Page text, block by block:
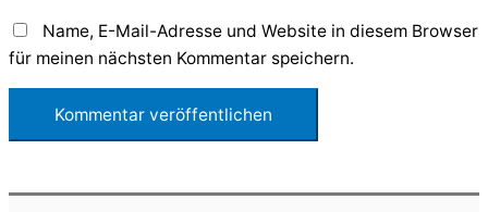
Name, E-Mail-Adresse und Website in diesem Browser
für meinen nächsten Kommentar speichern.